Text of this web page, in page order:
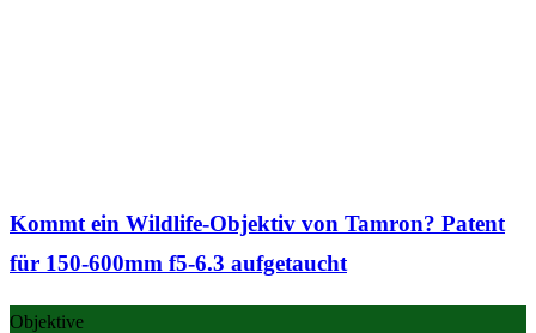
Kommt ein Wildlife-Objektiv von Tamron? Patent
für 150-600mm f5-6.3 aufgetaucht
Objektive